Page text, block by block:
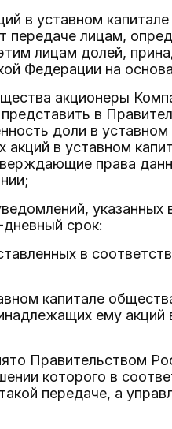
в уставном
лицам,
лицам долей,
Федерации на
акционеры
в
доли в
в уставном
права
срок:
в
капитале
ему акций
Правительством
которого в
передаче, а